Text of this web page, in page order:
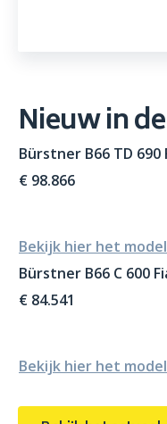
Nieuw in
Bürstner B66 TD 690
€ 98.866
Bekijk hier het model
Bürstner B66 C 600
€ 84.541
Bekijk hier het model